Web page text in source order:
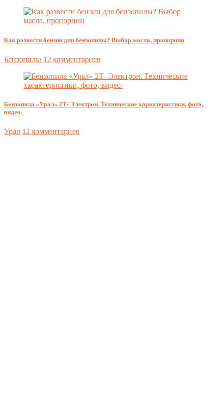
Как развести бензин для бензопилы? Выбор масла, пропорции
Бензопилы 12 комментариев
Бензопила «Урал» 2Т- Электрон. Технические характеристики, фото,
видео.
Урал 12 комментариев